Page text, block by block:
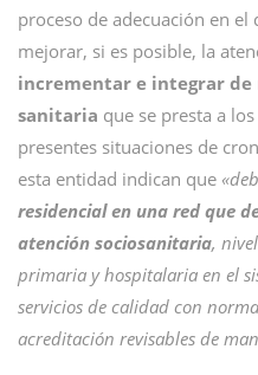
proceso de adecuación en
mejorar, si es posible, la
incrementar e integrar
sanitaria que se presta a
presentes situaciones de
esta entidad indican que
residencial en una red que
atención sociosanitaria,
primaria y hospitalaria en el
servicios de calidad con
acreditación revisables de